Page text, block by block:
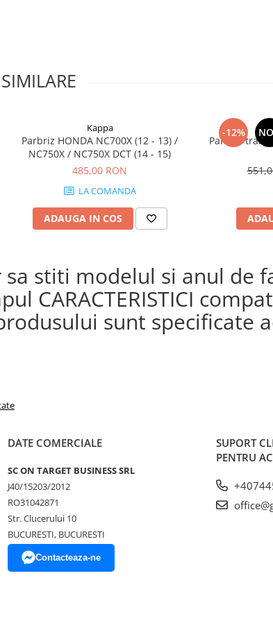
Kappa
Parbriz HONDA NC700X (12 - 13) /
NC750X / NC750X DCT (14 - 15)
485,00 RON
LA COMANDA
ADAUGA IN COS
-12%
Parbriz
stiti modelul si anul de
CARACTERISTICI
sunt specificate
DATE COMERCIALE
SC ON TARGET BUSINESS SRL
J40/15203/2012
RO31042871
Str. Clucerului 10
BUCURESTI, BUCURESTI
Contacteaza-ne
SUPORT
PENTRU